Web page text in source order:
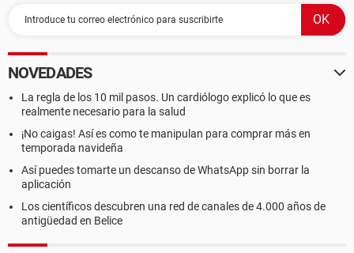
NOVEDADES
La regla de los 10 mil pasos. Un cardiólogo explicó lo que es
realmente necesario para la salud
¡No caigas! Así es como te manipulan para comprar más en
temporada navideña
Así puedes tomarte un descanso de WhatsApp sin borrar la
aplicación
Los científicos descubren una red de canales de 4.000 años de
antigüedad en Belice